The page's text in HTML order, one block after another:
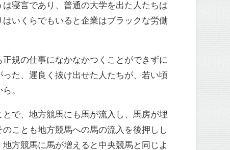
寝言であり、普通の大学を出た人たちは
いくらでもいると企業はブラックな労働
規の仕事になかなかつくことができずに
た、運良く抜け出せた人たちが、若い頃
。
で、地方競馬にも馬が流入し、馬房が埋
ことも地方競馬への馬の流入を後押しし
方競馬に馬が増えると中央競馬と同じよ